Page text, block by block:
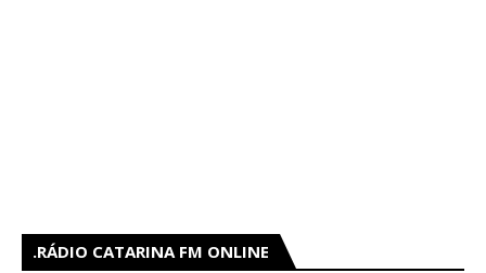
RÁDIO CATARINA FM ONLINE.